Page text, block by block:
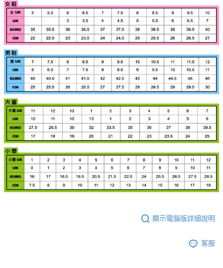
顯示電腦版詳細說明
客服